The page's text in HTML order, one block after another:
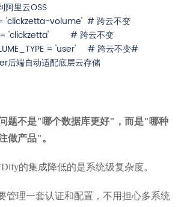
阿里云OSS
'clickzetta-volume'  # 跨云不变
'clickzetta'         # 跨云不变
= 'user'     # 跨云不变#
题不是"哪个数据库更好"，而是"哪种
做产品"。
Dify的集成降低的是系统级复杂度。
管理一套认证和配置，不用担心多系统